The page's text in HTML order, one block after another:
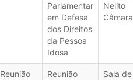
Parlamentar
em Defesa
dos Direitos
da Pessoa
Idosa
Nelito
Câmara
Reunião
Reunião
Sala de